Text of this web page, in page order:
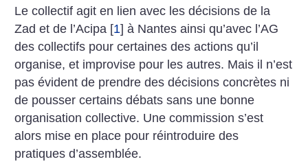
Le collectif agit en lien avec les décisions de la
Zad et de l’Acipa [1] à Nantes ainsi qu’avec l’AG
des collectifs pour certaines des actions qu’il
organise, et improvise pour les autres. Mais il n’est
pas évident de prendre des décisions concrètes ni
de pousser certains débats sans une bonne
organisation collective. Une commission s’est
alors mise en place pour réintroduire des
pratiques d’assemblée.